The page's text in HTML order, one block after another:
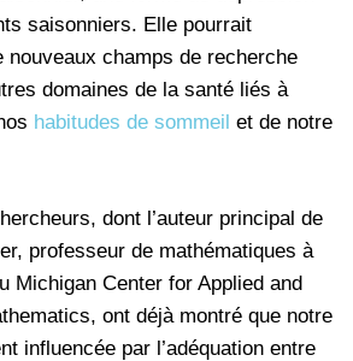
saisonniers. Elle pourrait
nouveaux champs de recherche
domaines de la santé liés à
habitudes de sommeil et de notre
dont l’auteur principal de
professeur de mathématiques à
Michigan Center for Applied and
ont déjà montré que notre
influencée par l’adéquation entre